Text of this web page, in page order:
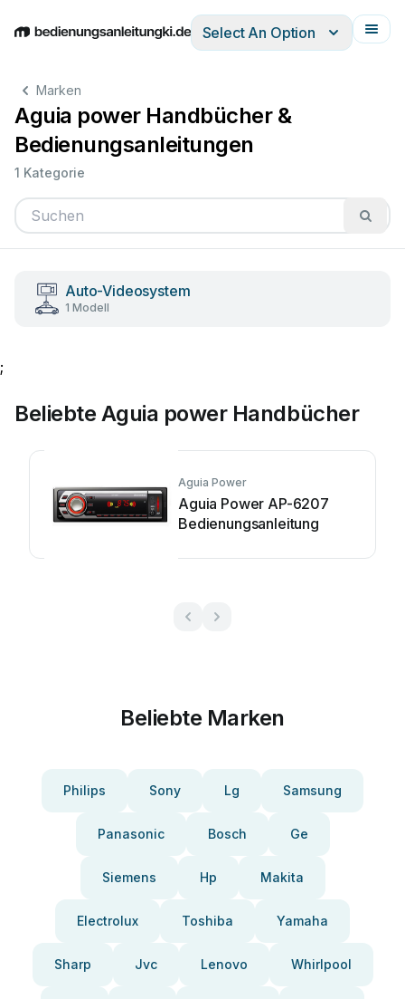
EnglishDeutschEspañolItalianoFrançais
Select An Option
Marken
Aguia power Handbücher &
Bedienungsanleitungen
1 Kategorie
Auto-Videosystem
1 Modell
;
Beliebte Aguia power Handbücher
Aguia Power
Aguia Power AP-6207
Bedienungsanleitung
Beliebte Marken
Philips Sony Lg Samsung
Panasonic Bosch Ge
Siemens Hp Makita
Electrolux Toshiba Yamaha
Sharp Jvc Lenovo Whirlpool